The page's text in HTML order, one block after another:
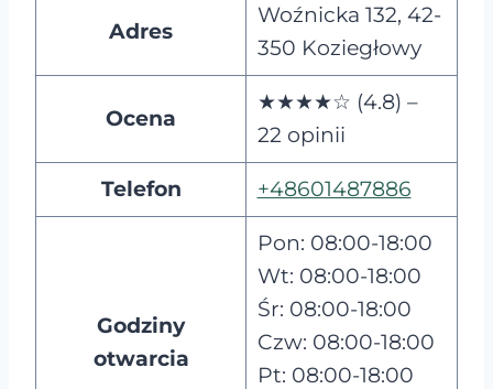
Adres
Woźnicka 132, 42-
350 Koziegłowy
Ocena
★★★★☆ (4.8) –
22 opinii
Telefon +48601487886
Godziny
otwarcia
Pon: 08:00-18:00
Wt: 08:00-18:00
Śr: 08:00-18:00
Czw: 08:00-18:00
Pt: 08:00-18:00